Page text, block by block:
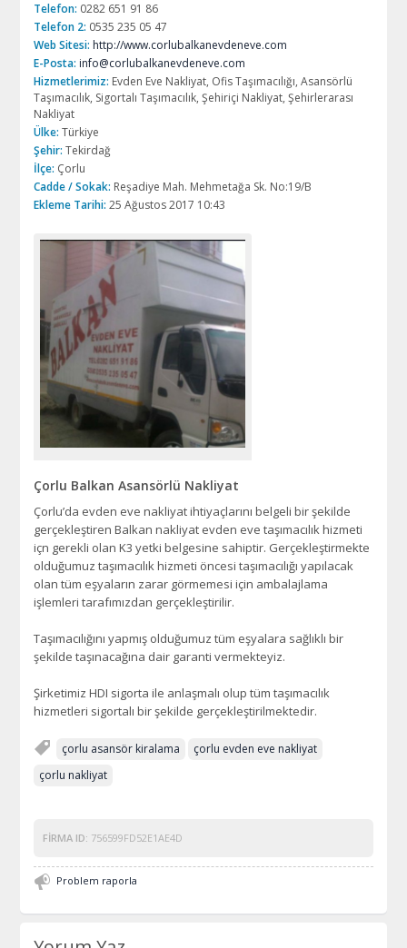
Telefon: 0282 651 91 86
Telefon 2: 0535 235 05 47
Web Sitesi: http://www.corlubalkanevdeneve.com
E-Posta: info@corlubalkanevdeneve.com
Hizmetlerimiz: Evden Eve Nakliyat, Ofis Taşımacılığı, Asansörlü
Taşımacılık, Sigortalı Taşımacılık, Şehiriçi Nakliyat, Şehirlerarası
Nakliyat
Ülke: Türkiye
Şehir: Tekirdağ
İlçe: Çorlu
Cadde / Sokak: Reşadiye Mah. Mehmetağa Sk. No:19/B
Ekleme Tarihi: 25 Ağustos 2017 10:43
Çorlu Balkan Asansörlü Nakliyat
Çorlu’da evden eve nakliyat ihtiyaçlarını belgeli bir şekilde
gerçekleştiren Balkan nakliyat evden eve taşımacılık hizmeti
içn gerekli olan K3 yetki belgesine sahiptir. Gerçekleştirmekte
olduğumuz taşımacılık hizmeti öncesi taşımacılığı yapılacak
olan tüm eşyaların zarar görmemesi için ambalajlama
işlemleri tarafımızdan gerçekleştirilir.
Taşımacılığını yapmış olduğumuz tüm eşyalara sağlıklı bir
şekilde taşınacağına dair garanti vermekteyiz.
Şirketimiz HDI sigorta ile anlaşmalı olup tüm taşımacılık
hizmetleri sigortalı bir şekilde gerçekleştirilmektedir.
çorlu asansör kiralama
çorlu evden eve nakliyat
çorlu nakliyat
FIRMA ID: 756599FD52E1AE4D
Problem raporla